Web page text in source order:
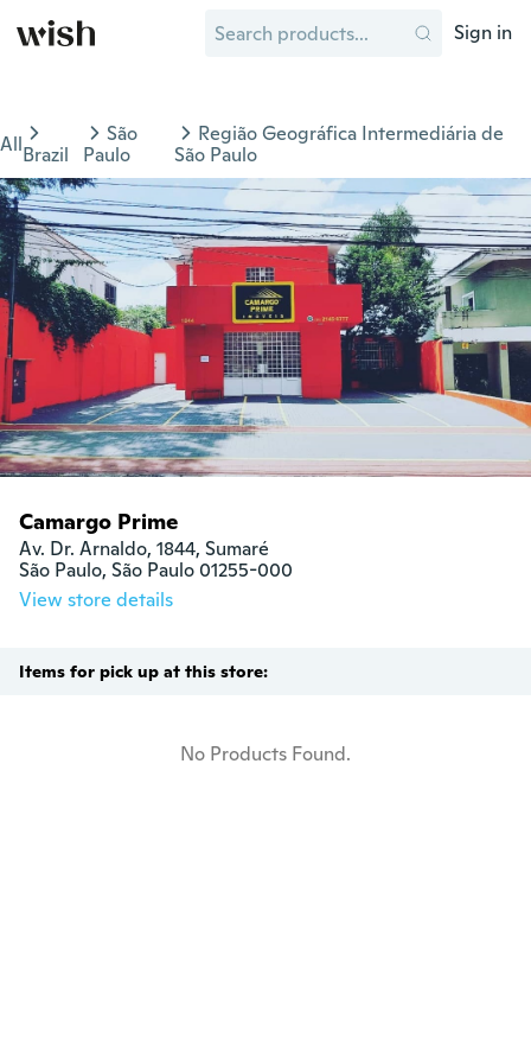
Sign in
AllBrazil
São
Paulo
Região Geográfica Intermediária de
São Paulo
Camargo Prime
Av. Dr. Arnaldo, 1844, Sumaré
São Paulo, São Paulo 01255-000
View store details
Items for pick up at this store:
No Products Found.